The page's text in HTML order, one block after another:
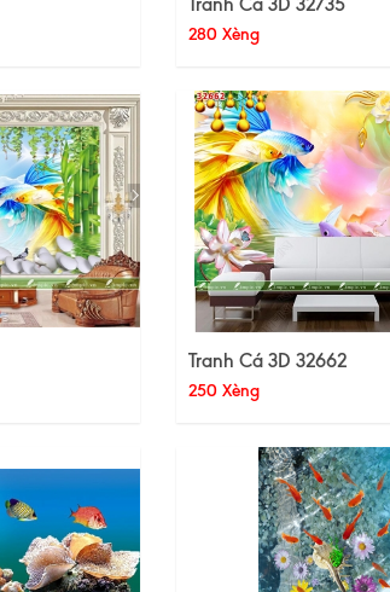
280 Xèng
Tranh Cá 3D 32662
250 Xèng